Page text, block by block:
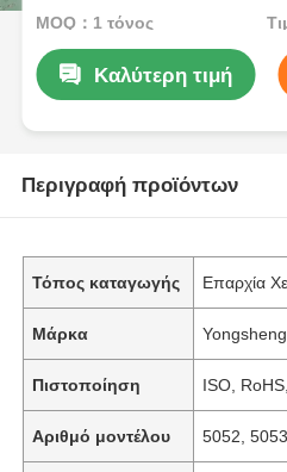
κατασκευαστικά /
Προσαρμόσιμα μεγέθη
MOQ：1 τόνος
Καλύτερη τιμή
Περιγραφή προϊόντων
Τόπος καταγωγής Επαρχία
Μάρκα Yongsheng
Πιστοποίηση ISO,
Αριθμό μοντέλου 5052,